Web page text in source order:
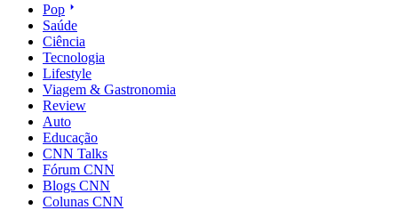
Pop
Saúde
Ciência
Tecnologia
Lifestyle
Viagem & Gastronomia
Review
Auto
Educação
CNN Talks
Fórum CNN
Blogs CNN
Colunas CNN